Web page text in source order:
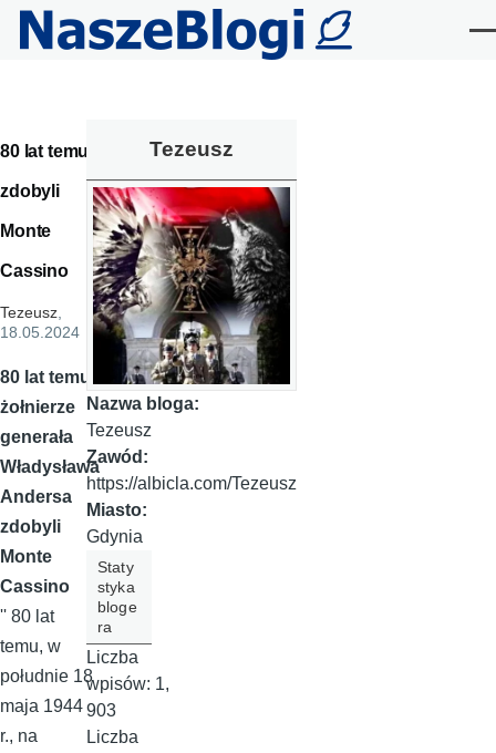
Przejdź do treści
80 lat temu
zdobyli
Monte
Cassino
Tezeusz,
18.05.2024
80 lat temu
żołnierze
generała
Władysława
Andersa
zdobyli
Monte
Cassino
'' 80 lat
temu, w
południe 18
maja 1944
r., na
Tezeusz
Nazwa bloga:
Tezeusz
Zawód:
https://albicla.com/Tezeusz
Miasto:
Gdynia
Staty
styka
bloge
ra
Liczba
wpisów: 1,
903
Liczba